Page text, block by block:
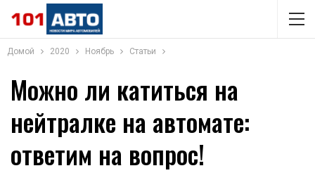
Домой 2020 Ноябрь Статьи
Можно ли катиться на
нейтралке на автомате:
ответим на вопрос!